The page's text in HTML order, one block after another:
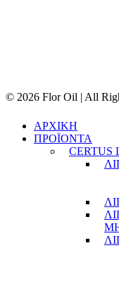
© 2026 Flor Oil | All
ΑΡΧΙΚΗ
ΠΡΟΪΟΝΤΑ
CERTUS